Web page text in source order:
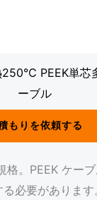
PEEK単芯
ーブル
もりを依頼する
。PEEK ケー
必要があります